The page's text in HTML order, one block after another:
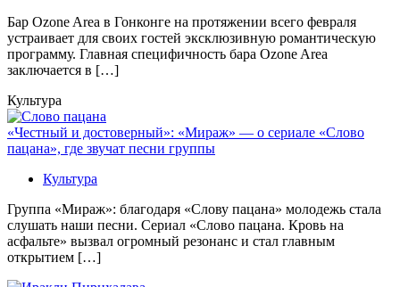
Бaр Ozone Area в Гонконге на протяжении всего февраля
устраивает для своих гостей эксклюзивную романтическую
программу. Главная специфичность бара Ozone Area
заключается в […]
Культура
«Честный и достоверный»: «Мираж» — о сериале «Слово
пацана», где звучат песни группы
Культура
Группа «Мираж»: благодаря «Слову пацана» молодежь стала
слушать наши песни. Сериал «Слово пацана. Кровь на
асфальте» вызвал огромный резонанс и стал главным
открытием […]